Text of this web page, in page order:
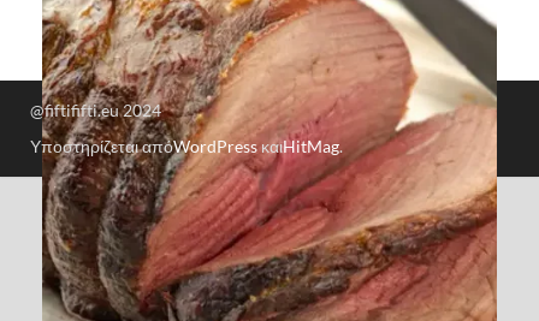
@fiftififti.eu 2024
Υποστηρίζεται απόWordPress καιHitMag.